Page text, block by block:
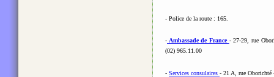
- Police de la route : 165.
- Ambassade de France - 27-29, rue
(02) 965.11.00
- Services consulaires - 21 A, rue